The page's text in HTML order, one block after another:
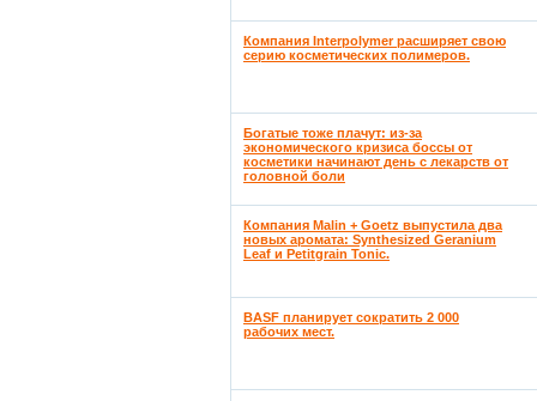
Компания Interpolymer расширяет свою
серию косметических полимеров.
Богатые тоже плачут: из-за
экономического кризиса боссы от
косметики начинают день с лекарств от
головной боли
Компания Malin + Goetz выпустила два
новых аромата: Synthesized Geranium
Leaf и Petitgrain Tonic.
BASF планирует сократить 2 000
рабочих мест.